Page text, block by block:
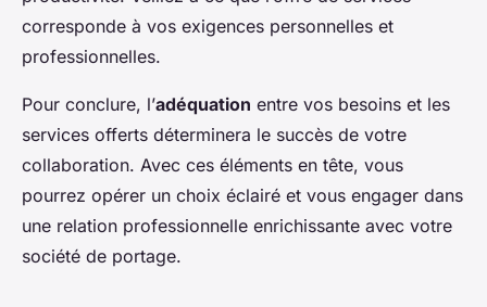
corresponde à vos exigences personnelles et
professionnelles.
Pour conclure, l’adéquation entre vos besoins et les
services offerts déterminera le succès de votre
collaboration. Avec ces éléments en tête, vous
pourrez opérer un choix éclairé et vous engager dans
une relation professionnelle enrichissante avec votre
société de portage.